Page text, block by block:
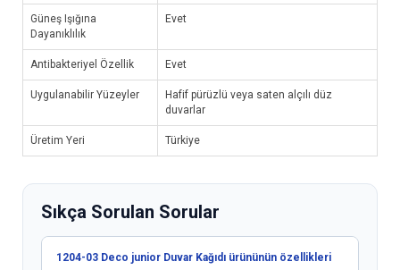
Güneş Işığına
Dayanıklılık
Evet
Antibakteriyel Özellik Evet
Uygulanabilir Yüzeyler
Hafif pürüzlü veya saten alçılı düz
duvarlar
Üretim Yeri Türkiye
Sıkça Sorulan Sorular
1204-03 Deco junior Duvar Kağıdı ürününün özellikleri